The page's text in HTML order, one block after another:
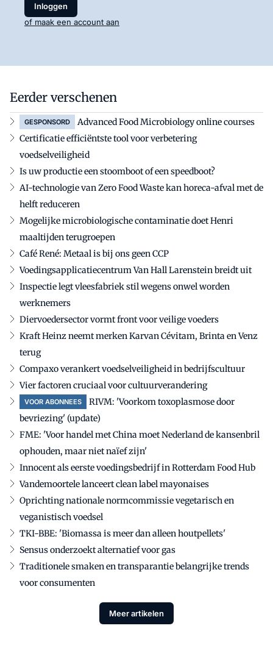
Inloggen
of maak een account aan
Eerder verschenen
GESPONSORD
Advanced Food Microbiology online courses
Certificatie efficiëntste tool voor verbetering
voedselveiligheid
Is uw productie een stoomboot of een speedboot?
AI-technologie van Zero Food Waste kan horeca-afval met de
helft reduceren
Mogelijke microbiologische contaminatie doet Henri
maaltijden terugroepen
Café René: Metaal is bij ons geen CCP
Voedingsapplicatiecentrum Van Hall Larenstein breidt uit
Inspectie legt vleesfabriek stil wegens onwel worden
werknemers
Diervoedersector vormt front voor veilige voeders
Kraft Heinz neemt merken Karvan Cévitam, Brinta en Venz
terug
Compaxo verankert voedselveiligheid in bedrijfscultuur
Vier factoren cruciaal voor cultuurverandering
VOOR ABONNEES
RIVM: 'Voorkom toxoplasmose door
bevriezing' (update)
FME: 'Voor handel met China moet Nederland de kansenbril
ophouden, maar niet naïef zijn'
Innocent als eerste voedingsbedrijf in Rotterdam Food Hub
Vandemoortele lanceert clean label mayonaises
Oprichting nationale normcommissie vegetarisch en
veganistisch voedsel
TKI-BBE: 'Biomassa is meer dan alleen houtpellets'
Sensus onderzoekt alternatief voor gas
Traditionele smaken en transparantie belangrijke trends
voor consumenten
Meer artikelen